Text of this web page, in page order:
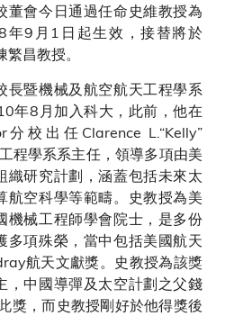
董會今日通過任命史維教授為
年9月1日起生效，接替將於
昌教授。
長暨機械及航空航天工程學系
年8月加入科大，此前，他在
校出任Clarence L.“Kelly”
程學系系主任，領導多項由美
織研究計劃，涵蓋包括未來太
航空科學等範疇。史教授為美
機械工程師學會院士，是多份
多項殊榮，當中包括美國航天
航天文獻獎。史教授為該獎
，中國導彈及太空計劃之父錢
獎，而史教授剛好於他得獎後